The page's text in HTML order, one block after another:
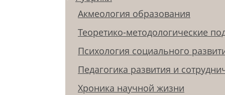
Акмеология образования
Теоретико-методологические
Психология социального
Педагогика развития и
Хроника научной жизни